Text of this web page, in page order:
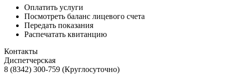
Оплатить услуги
Посмотреть баланс лицевого счета
Передать показания
Распечатать квитанцию
Контакты
Диспетчерская
8 (8342) 300-759 (Круглосуточно)